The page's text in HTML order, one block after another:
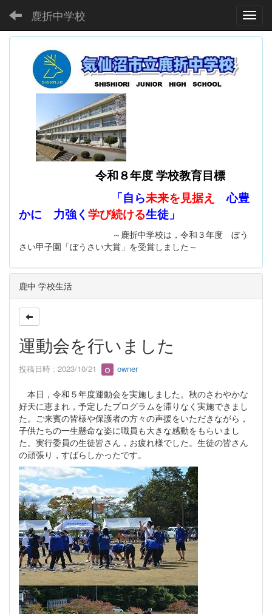
鹿折中学校
令和８年度 学校教育目標
「自ら未来を見据え
心豊
かに 力強く 学び続ける生徒」
～鹿折中学校は，令和３年度 ぼう
さい甲子園「ぼうさい大賞」を受賞しました～
鹿中 学校生活
運動会を行いました
投稿日時 : 2023/10/21 owner
本日，令和５年度運動会を実施しました。秋のさわやかな
好天に恵まれ，予定したプログラムを滞りなく実施できまし
た。ご来賓の皆様や保護者の方々の声援をいただきながら，
子供たちの一生懸命な姿に職員も大きな感動をもらいまし
た。実行委員の生徒皆さん，お疲れ様でした。生徒の皆さん
の頑張り，すばらしかったです。